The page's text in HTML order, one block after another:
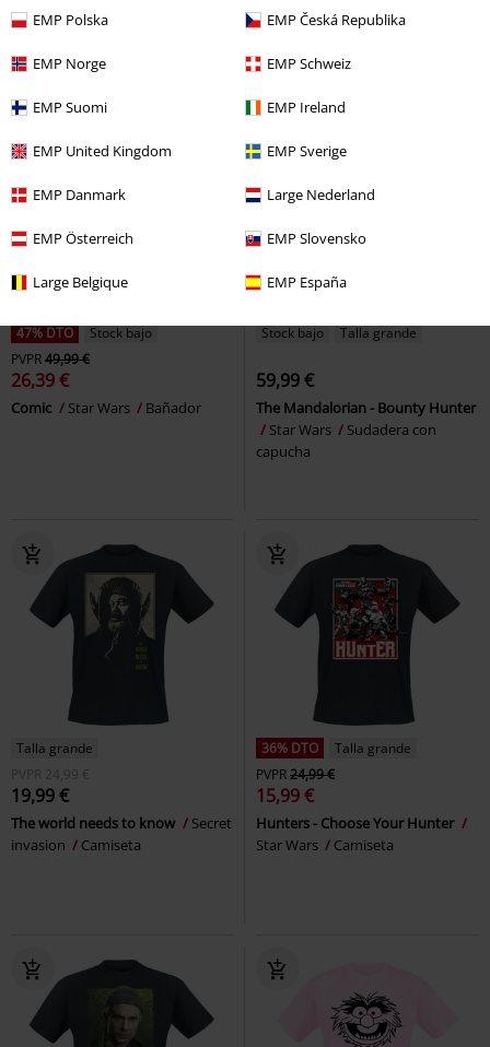
EMP Polska EMP Česká Republika
EMP Norge EMP Schweiz
EMP Suomi EMP Ireland
EMP United Kingdom EMP Sverige
EMP Danmark Large Nederland
EMP Österreich EMP Slovensko
Large Belgique EMP España
Camiseta
cortos
47% DTO
Stock bajo
PVPR49,99 €
26,39 €
Comic Star Wars Bañador
Stock bajo Talla grande
59,99 €
The Mandalorian - Bounty Hunter
Star Wars
Sudadera con
capucha
Talla grande
PVPR 24,99 €
19,99 €
The world needs to know
Secret
invasion
Camiseta
36% DTO
Talla grande
PVPR24,99 €
15,99 €
Hunters - Choose Your Hunter
Star Wars
Camiseta